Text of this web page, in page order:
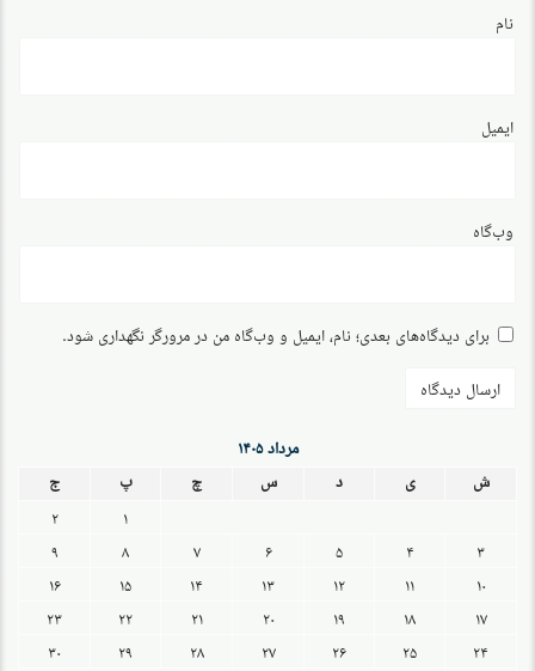
نام
ایمیل
وب‌گاه
برای دیدگاه‌های بعدی؛ نام، ایمیل و وب‌گاه من در مرورگر نگهداری شود.
مرداد ۱۴۰۵
ش
ی د س چ پ
ج
۱
۲
۳
۴ ۵ ۶ ۷ ۸
۹
۱۰
۱۱ ۱۲ ۱۳ ۱۴ ۱۵
۱۶
۱۷
۱۸ ۱۹ ۲۰ ۲۱ ۲۲
۲۳
۲۴
۲۵ ۲۶ ۲۷ ۲۸ ۲۹
۳۰